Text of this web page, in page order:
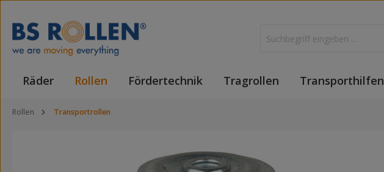
Räder Rollen Fördertechnik Tragrollen Transporthilfen
Rollen Transportrollen